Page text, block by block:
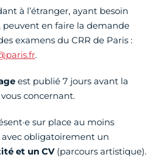
à l’étranger, ayant besoin
peuvent en faire la demande
examens du CRR de Paris :
.
est publié 7 jours avant la
concernant.
sur place au moins
avec obligatoirement un
et un CV (parcours artistique).